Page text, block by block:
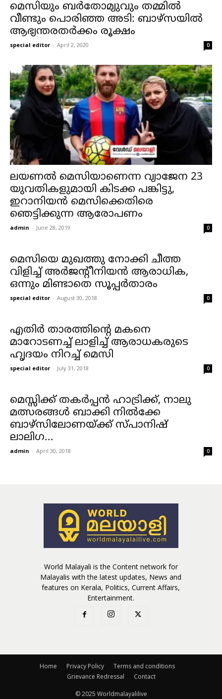
മെസിയും ബർതോമ്യുവും തമ്മിൽ
വീണ്ടും പൊരിഞ്ഞ അടി: ബാഴ്സയിൽ
ആഭ്യന്തരതർക്കം രൂക്ഷം
special editor - April 2, 2020 0
ലയണൽ മെസിയാണെന്ന വ്യാജേന 23
യുവതികളുമായി കിടക്ക പങ്കിട്ടു,
ഇറാനിയൻ മെസിക്കെതിരെ
ഞെട്ടിക്കുന്ന ആരോപണം
admin - June 28, 2019 0
മെസിയെ മുഖത്തു നോക്കി ചീത്ത
വിളിച്ച് അർജന്റീനിയൻ ആരാധിക,
ഒന്നും മിണ്ടാതെ സൂപ്പർതാരം
special editor - August 30, 2018 0
എതിര്‍ താരത്തിന്റെ മകനെ
മാറോടണച്ച് ലാളിച്ച് ആരാധകരുടെ
ഹൃദയം നിറച്ച് മെസി
special editor - July 31, 2018 0
മെസ്സിക്ക് തകര്‍പ്പന്‍ ഹാട്രിക്ക്, നാലു
മത്സരങ്ങള്‍ ബാക്കി നില്‍ക്കേ
ബാഴ്സിലോണയ്ക്ക് സ്പാനിഷ്
ലാലിഗ...
admin - April 30, 2018 0
World Malayali is the Content network for
Malayalis with the latest updates, News and
features on Kerala, Politics, Current Affairs,
Entertainment.
Home Privacy Policy
Terms and conditions
Grievance Redressal
Contact
© 2025 Worldmalayalilive